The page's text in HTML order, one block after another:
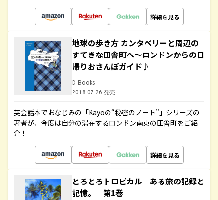
詳細を見る
地球の歩き方 カンタベリーと周辺の
すてきな田舎町へ～ロンドンからの日
帰りおさんぽガイド♪
D-Books
2018.07.26 発売
英会話本でおなじみの「Kayoの“秘密のノート”」シリーズの
著者が、今度は自分の滞在するロンドン南東の田舎町をご紹
介！
詳細を見る
とろとろトロピカル ある旅の記録と
記憶。 第1巻